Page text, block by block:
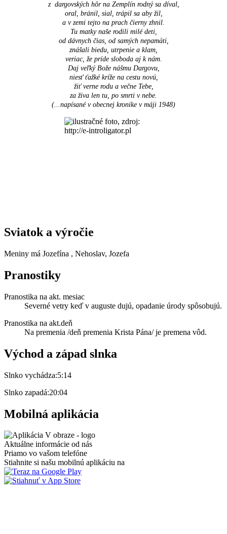
z dargovských hôr na Zemplín rodný sa díval,
oral, bránil, sial, trápil sa aby žil,
a v zemi tejto na prach čierny zhnil.
Tu matky naše rodili milé deti,
od dávnych čias, od samých nepamäti,
znášali biedu, utrpenie a klam,
veriac, že príde sloboda aj k nám.
Daj veľký Bože nášmu Dargovu,
niesť ťažké kríže na cestu novú,
žiť verne rodu a večne Tebe,
za živa len tu, po smrti v nebe.
(...napísané v obecnej kronike v máji 1948)
Sviatok a výročie
Meniny má Jozefína , Nehoslav, Jozefa
Pranostiky
Pranostika na akt. mesiac
Severné vetry keď v auguste dujú, opadanie úrody spôsobujú.
Pranostika na akt.deň
Na premenia /deň premenia Krista Pána/ je premena vôd.
Východ a západ slnka
Slnko vychádza:5:14
Slnko zapadá:20:04
Mobilná aplikácia
Aktuálne informácie od nás
Priamo vo vašom telefóne
Stiahnite si našu mobilnú aplikáciu na